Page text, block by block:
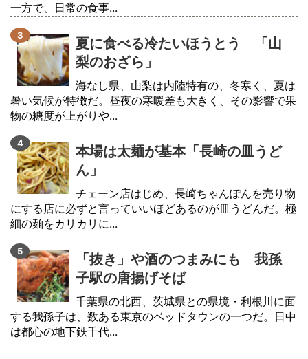
一方で、日常の食事...
夏に食べる冷たいほうとう 「山
梨のおざら」
海なし県、山梨は内陸特有の、冬寒く、夏は
暑い気候が特徴だ。昼夜の寒暖差も大きく、その影響で果
物の糖度が上がりや...
本場は太麺が基本「長崎の皿うど
ん」
チェーン店はじめ、長崎ちゃんぽんを売り物
にする店に必ずと言っていいほどあるのが皿うどんだ。極
細の麺をカリカリに...
「抜き」や酒のつまみにも 我孫
子駅の唐揚げそば
千葉県の北西、茨城県との県境・利根川に面
する我孫子は、数ある東京のベッドタウンの一つだ。日中
は都心の地下鉄千代...